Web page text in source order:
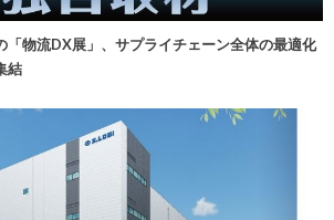
「物流DX展」、サプライチェーン全体の最適化
結